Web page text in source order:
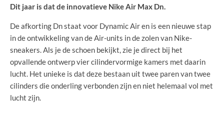
Dit jaar is dat de innovatieve Nike Air Max Dn.
De afkorting Dn staat voor Dynamic Air en is een nieuwe stap
in de ontwikkeling van de Air-units in de zolen van Nike-
sneakers. Als je de schoen bekijkt, zie je direct bij het
opvallende ontwerp vier cilindervormige kamers met daarin
lucht. Het unieke is dat deze bestaan uit twee paren van twee
cilinders die onderling verbonden zijn en niet helemaal vol met
lucht zijn.